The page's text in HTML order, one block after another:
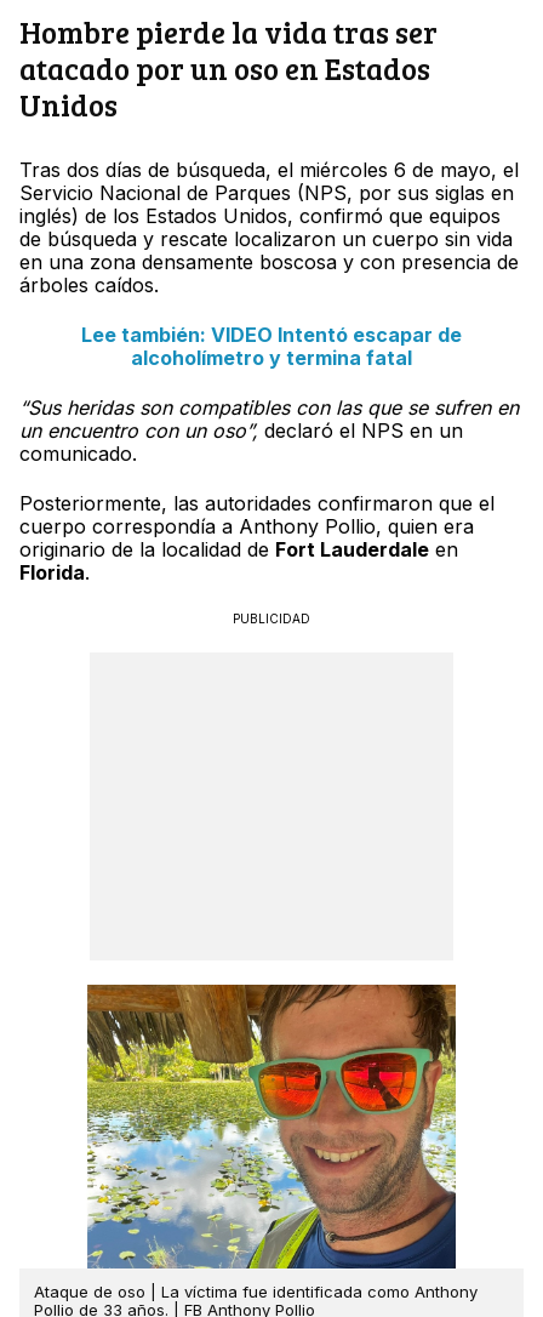
Hombre pierde la vida tras ser
atacado por un oso en Estados
Unidos
Tras dos días de búsqueda, el miércoles 6 de mayo, el
Servicio Nacional de Parques (NPS, por sus siglas en
inglés) de los Estados Unidos, confirmó que equipos
de búsqueda y rescate localizaron un cuerpo sin vida
en una zona densamente boscosa y con presencia de
árboles caídos.
Lee también: VIDEO Intentó escapar de
alcoholímetro y termina fatal
“Sus heridas son compatibles con las que se sufren en
un encuentro con un oso”, declaró el NPS en un
comunicado.
Posteriormente, las autoridades confirmaron que el
cuerpo correspondía a Anthony Pollio, quien era
originario de la localidad de Fort Lauderdale en
Florida.
PUBLICIDAD
Ataque de oso | La víctima fue identificada como Anthony
Pollio de 33 años. | FB Anthony Pollio